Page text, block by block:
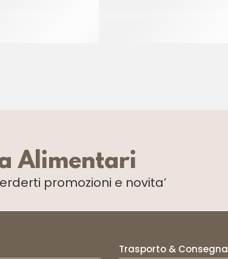
Alimentari
promozioni e novita’
Trasporto & Consegna